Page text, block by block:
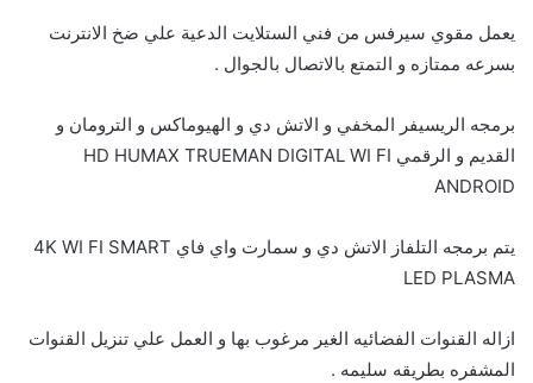
يعمل مقوي سيرفس من فني الستلايت الدعية علي ضخ الانترنت
بسرعه ممتازه و التمتع بالاتصال بالجوال .
برمجه الريسيفر المخفي و الاتش دي و الهيوماكس و الترومان و
القديم و الرقمي HD HUMAX TRUEMAN DIGITAL WI FI
ANDROID
يتم برمجه التلفاز الاتش دي و سمارت واي فاي 4K WI FI SMART
LED PLASMA
ازاله القنوات الفضائيه الغير مرغوب بها و العمل علي تنزيل القنوات
المشفره بطريقه سليمه .